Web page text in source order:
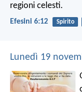
regioni celesti.
Efesini 6:12 Spirito
Lunedì 19